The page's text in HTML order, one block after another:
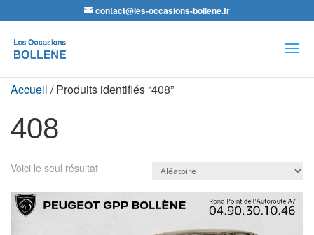
contact@les-occasions-bollene.fr
de
produits
Accueil / Produits identifiés “408”
408
Voici le seul résultat